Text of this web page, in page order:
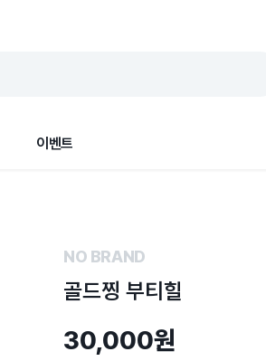
이벤트
NO BRAND
골드찡 부티힐
30,000원